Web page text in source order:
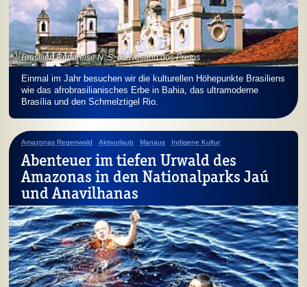
Brasilien Rundreise N. S. do Rosário dos Pretos
Einmal im Jahr besuchen wir die kulturellen Höhepunkte Brasiliens
wie das afro­brasilia­nisches Erbe in Bahia, das ultramoderne
Brasília und den Schmelztigel Rio.
Amazonas Regenwald Aktivurlaub Manaus Indigene Kultur
Abenteuer im tiefen Urwald des
Amazonas in den Nationalparks Jaú
und Anavilhanas